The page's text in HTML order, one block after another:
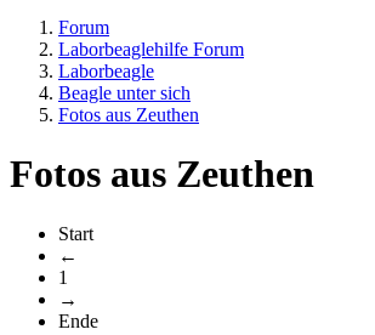
Forum
Laborbeaglehilfe Forum
Laborbeagle
Beagle unter sich
Fotos aus Zeuthen
Fotos aus Zeuthen
Start
←
1
→
Ende